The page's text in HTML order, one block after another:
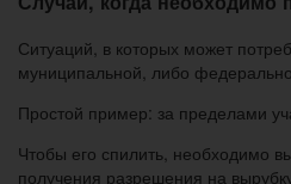
Ситуаций, в которых может
муниципальной, либо
Простой пример: за пределами
Чтобы его спилить, необходимо
получения разрешения на